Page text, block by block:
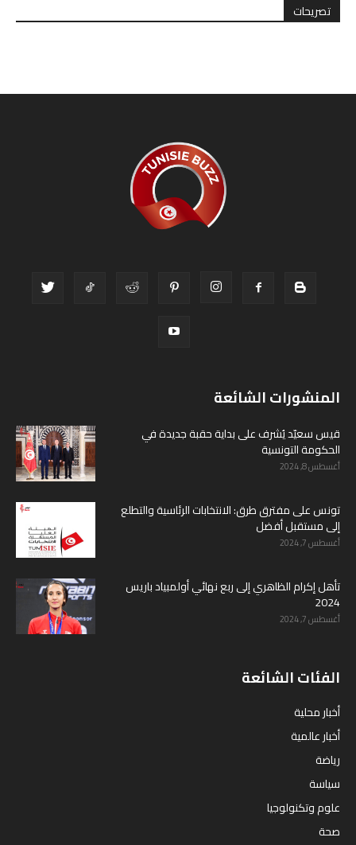
تصريحات
المنشورات الشائعة
قيس سعيّد يُشرف على بداية حقبة جديدة في
الحكومة التونسية
أغسطس 8, 2024
تونس على مفترق طرق: الانتخابات الرئاسية والتطلع
إلى مستقبل أفضل
أغسطس 7, 2024
تأهل إكرام الظاهري إلى ربع نهائي أولمبياد باريس
2024
أغسطس 7, 2024
الفئات الشائعة
أخبار محلية
أخبار عالمية
رياضة
سياسة
علوم وتكنولوجيا
صحة